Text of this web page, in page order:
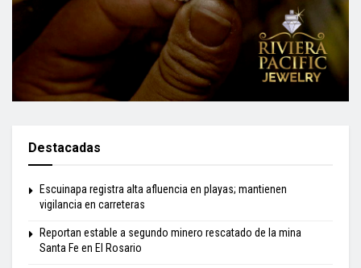
Destacadas
Escuinapa registra alta afluencia en playas; mantienen
vigilancia en carreteras
Reportan estable a segundo minero rescatado de la mina
Santa Fe en El Rosario